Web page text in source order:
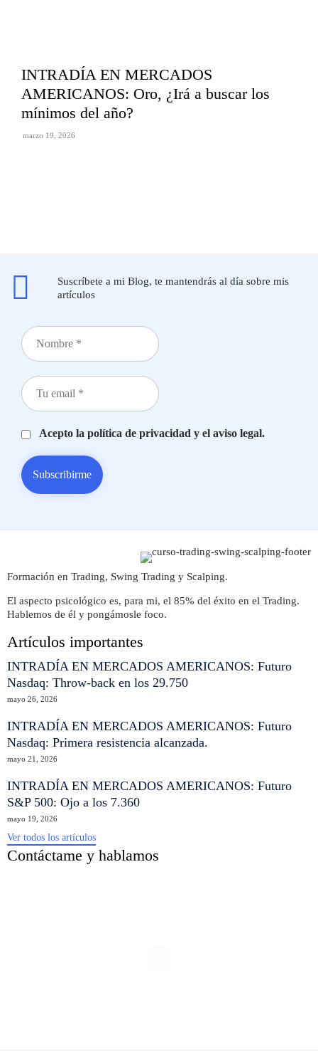
INTRADÍA EN MERCADOS
AMERICANOS: Oro, ¿Irá a buscar los
mínimos del año?
marzo 19, 2026
Suscríbete a mi Blog, te mantendrás al día sobre mis
artículos
Acepto la política de privacidad y el aviso legal.
Formación en Trading, Swing Trading y Scalping.
El aspecto psicológico es, para mi, el 85% del éxito en el Trading.
Hablemos de él y pongámosle foco.
Artículos importantes
INTRADÍA EN MERCADOS AMERICANOS: Futuro
Nasdaq: Throw-back en los 29.750
mayo 26, 2026
INTRADÍA EN MERCADOS AMERICANOS: Futuro
Nasdaq: Primera resistencia alcanzada.
mayo 21, 2026
INTRADÍA EN MERCADOS AMERICANOS: Futuro
S&P 500: Ojo a los 7.360
mayo 19, 2026
Ver todos los artículos
Contáctame y hablamos